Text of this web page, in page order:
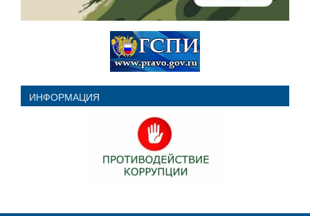
ИНФОРМАЦИЯ